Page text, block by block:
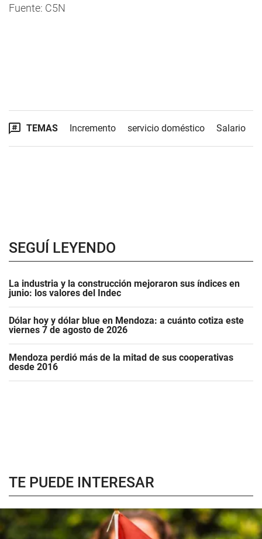
Fuente: C5N
TEMAS Incremento servicio doméstico Salario
SEGUÍ LEYENDO
La industria y la construcción mejoraron sus índices en
junio: los valores del Indec
Dólar hoy y dólar blue en Mendoza: a cuánto cotiza este
viernes 7 de agosto de 2026
Mendoza perdió más de la mitad de sus cooperativas
desde 2016
TE PUEDE INTERESAR